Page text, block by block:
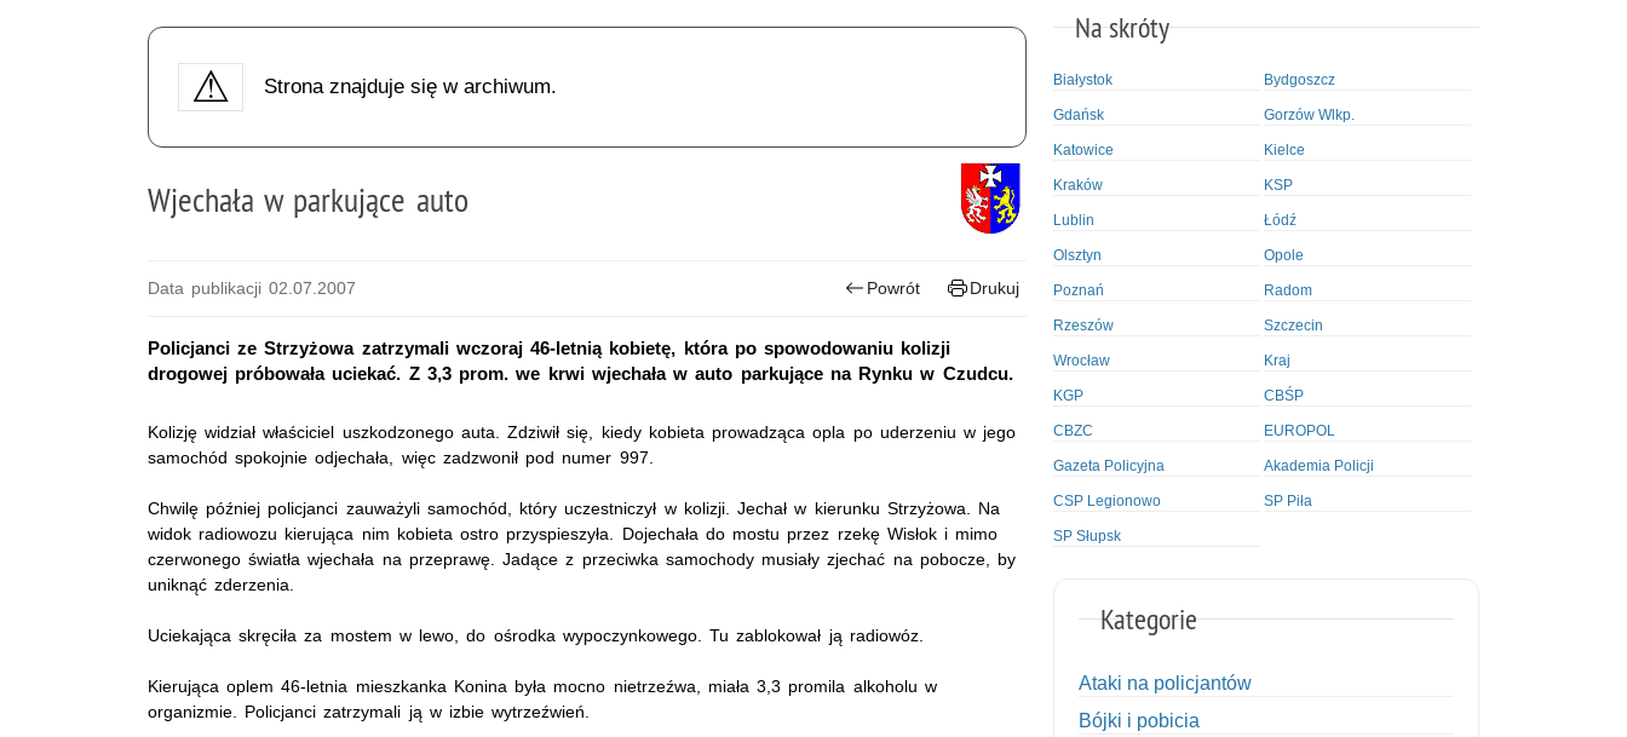
Strona znajduje się w archiwum.
Wjechała w parkujące auto
Data publikacji 02.07.2007 Powrót Drukuj
Policjanci ze Strzyżowa zatrzymali wczoraj 46-letnią kobietę, która po spowodowaniu kolizji
drogowej próbowała uciekać. Z 3,3 prom. we krwi wjechała w auto parkujące na Rynku w Czudcu.
Kolizję widział właściciel uszkodzonego auta. Zdziwił się, kiedy kobieta prowadząca opla po uderzeniu w jego
samochód spokojnie odjechała, więc zadzwonił pod numer 997.
Chwilę później policjanci zauważyli samochód, który uczestniczył w kolizji. Jechał w kierunku Strzyżowa. Na
widok radiowozu kierująca nim kobieta ostro przyspieszyła. Dojechała do mostu przez rzekę Wisłok i mimo
czerwonego światła wjechała na przeprawę. Jadące z przeciwka samochody musiały zjechać na pobocze, by
uniknąć zderzenia.
Uciekająca skręciła za mostem w lewo, do ośrodka wypoczynkowego. Tu zablokował ją radiowóz.
Kierująca oplem 46-letnia mieszkanka Konina była mocno nietrzeźwa, miała 3,3 promila alkoholu w
organizmie. Policjanci zatrzymali ją w izbie wytrzeźwień.
Na skróty
Białystok Bydgoszcz
Gdańsk Gorzów Wlkp.
Katowice Kielce
Kraków KSP
Lublin Łódź
Olsztyn Opole
Poznań Radom
Rzeszów Szczecin
Wrocław Kraj
KGP CBŚP
CBZC EUROPOL
Gazeta Policyjna Akademia Policji
CSP Legionowo SP Piła
SP Słupsk
Kategorie
Ataki na policjantów
Bójki i pobicia